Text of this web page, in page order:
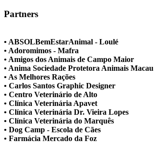
Partners
• ABSOLBemEstarAnimal - Loulé
• Adoromimos - Mafra
• Amigos dos Animais de Campo Maior
• Anima Sociedade Protetora Animais Macau
• As Melhores Rações
• Carlos Santos Graphic Designer
• Centro Veterinário de Alto
• Clínica Veterinária Apavet
• Clínica Veterinária Dr. Vieira Lopes
• Clínica Veterinária do Marquês
• Dog Camp - Escola de Cães
• Farmácia Mercado da Foz